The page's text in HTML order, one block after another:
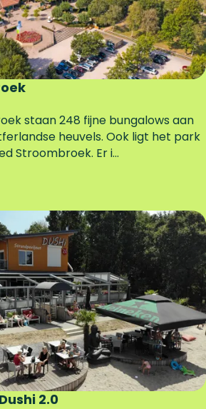
staan 248 fijne bungalows aan
heuvels. Ook ligt het park
Stroombroek. Er i...
2.0